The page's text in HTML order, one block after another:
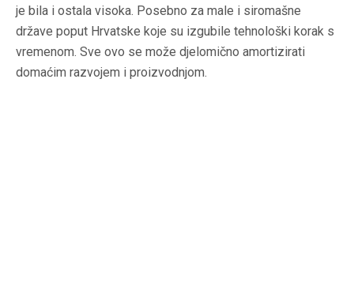
je bila i ostala visoka. Posebno za male i siromašne
države poput Hrvatske koje su izgubile tehnološki korak s
vremenom. Sve ovo se može djelomično amortizirati
domaćim razvojem i proizvodnjom.